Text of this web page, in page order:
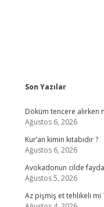
Sidebar
Son Yazılar
Döküm tencere alırken
Ağustos 6, 2026
Kur’an kimin kitabıdır ?
Ağustos 6, 2026
Avokadonun cilde
Ağustos 5, 2026
Az pişmiş et tehlikeli mi